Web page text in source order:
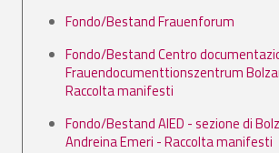
Fondo/Bestand Frauenforum
Fondo/Bestand Centro
Frauendocumenttionszentrum
Raccolta manifesti
Fondo/Bestand AIED - sezione di
Andreina Emeri - Raccolta manifesti